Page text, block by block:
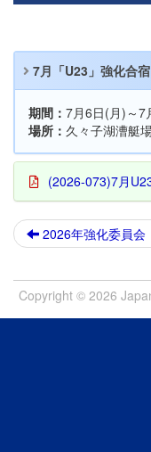
7月「U23」強化合宿
期間： 7月6日(月)～7
場所： 久々子湖漕艇
(2026-073)7月
2026年強化委員会
Copyright © 2026